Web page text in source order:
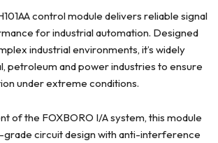
control module delivers reliable signal
for industrial automation. Designed
industrial environments, it’s widely
petroleum and power industries to ensure
under extreme conditions.
of the FOXBORO I/A system, this module
circuit design with anti-interference